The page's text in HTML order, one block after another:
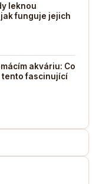
leknou
funguje jejich
akváriu: Co
tento fascinující